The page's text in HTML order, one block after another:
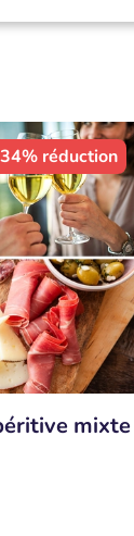
34% réduction
mixte